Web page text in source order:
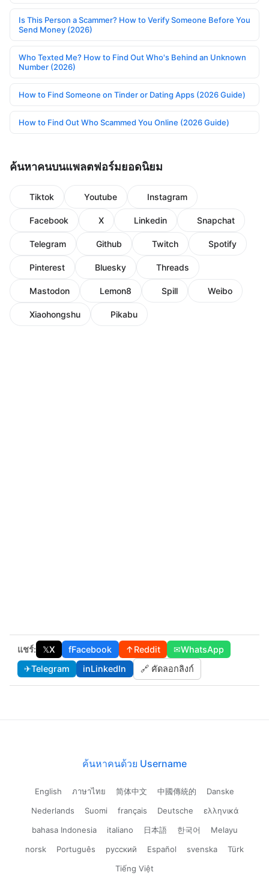
Is This Person a Scammer? How to Verify Someone Before You
Send Money (2026)
Who Texted Me? How to Find Out Who's Behind an Unknown
Number (2026)
How to Find Someone on Tinder or Dating Apps (2026 Guide)
How to Find Out Who Scammed You Online (2026 Guide)
ค้นหาคนบนแพลตฟอร์มยอดนิยม
Tiktok Youtube Instagram
Facebook X Linkedin Snapchat
Telegram Github Twitch Spotify
Pinterest Bluesky Threads
Mastodon Lemon8 Spill Weibo
Xiaohongshu Pikabu
แชร์: 𝕏X fFacebook ↑Reddit ✉WhatsApp
✈Telegram inLinkedIn 🔗 คัดลอกลิงก์
ค้นหาคนด้วย Username
English ภาษาไทย 简体中文 中國傳統的
Danske
Nederlands
Suomi français Deutsche
ελληνικά
bahasa Indonesia
italiano 日本語 한국어
Melayu
norsk
Português русский Español svenska
Türk
Tiếng Việt